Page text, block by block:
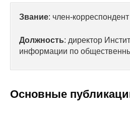
Сотрудники
Звание: член-
Должность: директор
информации по
Основные